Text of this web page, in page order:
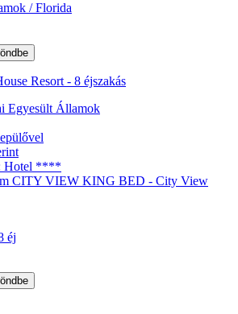
/ Florida
Resort - 8 éjszakás
Egyesült Államok
Hotel ****
CITY VIEW KING BED - City View
éj